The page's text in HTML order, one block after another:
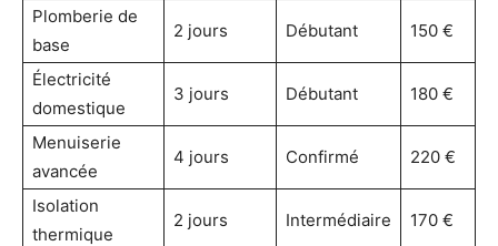
Plomberie de
base
2 jours Débutant 150 €
Électricité
domestique
3 jours Débutant 180 €
Menuiserie
avancée
4 jours Confirmé 220 €
Isolation
thermique
2 jours Intermédiaire 170 €